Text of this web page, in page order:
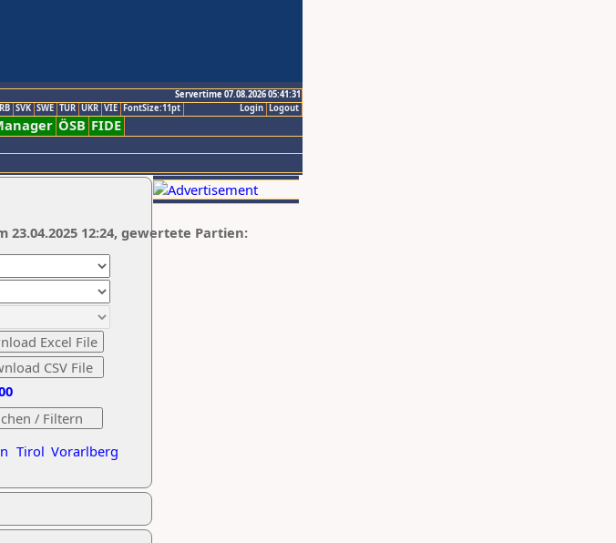
Servertime 07.08.2026 05:41:31
Logout
Login
SVK SWE TUR UKR VIE FontSize:11pt
ÖSB FIDE
Tirol Vorarlberg
23.04.2025 12:24, gewertete Partien: